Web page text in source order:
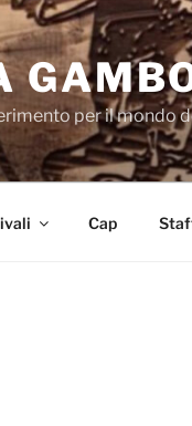
per il mondo
Cap